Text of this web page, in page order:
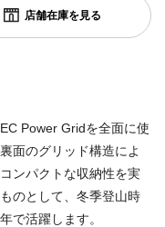
Power Gridを全面に使
面のグリッド構造によ
ンパクトな収納性を実
のとして、冬季登山時
で活躍します。